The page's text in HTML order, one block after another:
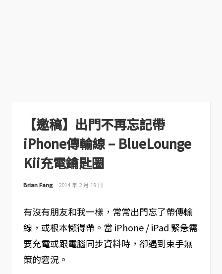
【邀稿】出門不再忘記帶
iPhone傳輸線 – BlueLounge
Kii充電鑰匙圈
Brian Fang 2014 年 2 月 19 日
有沒有朋友和我一樣，常常出門忘了帶傳輸
線，或根本懶得帶。當 iPhone / iPad 緊急需
要充電或跟電腦同步資料時，卻遇到束手無
策的窘況。